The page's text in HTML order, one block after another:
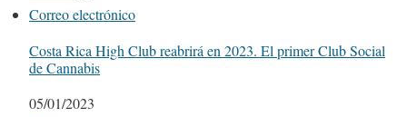
Correo electrónico
Costa Rica High Club reabrirá en 2023. El primer Club Social
de Cannabis
Fecha
05/01/2023